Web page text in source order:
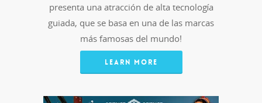
presenta una atracción de alta tecnología
guiada, que se basa en una de las marcas
más famosas del mundo!
LEARN MORE